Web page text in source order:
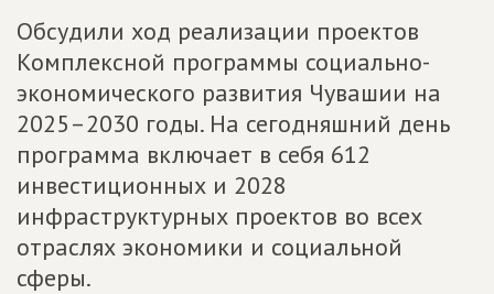
Обсудили ход реализации проектов
Комплексной программы социально-
экономического развития Чувашии на
2025–2030 годы. На сегодняшний день
программа включает в себя 612
инвестиционных и 2028
инфраструктурных проектов во всех
отраслях экономики и социальной
сферы.